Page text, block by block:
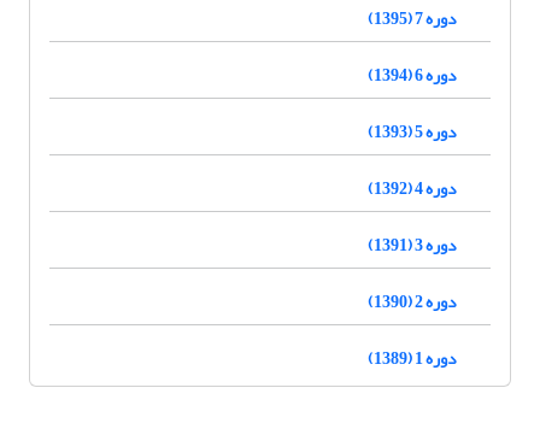
دوره 7 (1395)
دوره 6 (1394)
دوره 5 (1393)
دوره 4 (1392)
دوره 3 (1391)
دوره 2 (1390)
دوره 1 (1389)